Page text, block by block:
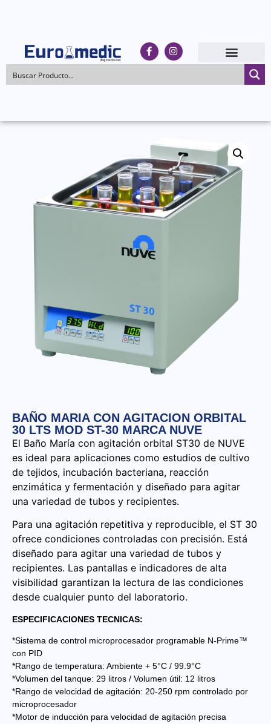
BAÑO MARIA CON AGITACION ORBITAL
30 LTS MOD ST-30 MARCA NUVE
El Baño María con agitación orbital ST30 de NUVE
es ideal para aplicaciones como estudios de cultivo
de tejidos, incubación bacteriana, reacción
enzimática y fermentación y diseñado para agitar
una variedad de tubos y recipientes.
Para una agitación repetitiva y reproducible, el ST 30
ofrece condiciones controladas con precisión. Está
diseñado para agitar una variedad de tubos y
recipientes. Las pantallas e indicadores de alta
visibilidad garantizan la lectura de las condiciones
desde cualquier punto del laboratorio.
ESPECIFICACIONES TECNICAS:
*Sistema de control microprocesador programable N-Prime™
con PID
*Rango de temperatura: Ambiente + 5°C / 99.9°C
*Volumen del tanque: 29 litros / Volumen útil: 12 litros
*Rango de velocidad de agitación: 20-250 rpm controlado por
microprocesador
*Motor de inducción para velocidad de agitación precisa